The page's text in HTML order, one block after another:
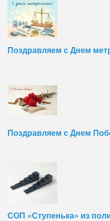
Поздравляем с Днем
Поздравляем с Днем
СОП «Ступенька» из